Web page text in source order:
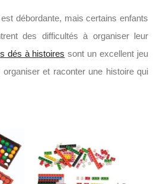
débordante, mais certains enfants
des difficultés à organiser leur
dés à histoires sont un excellent jeu
et raconter une histoire qui